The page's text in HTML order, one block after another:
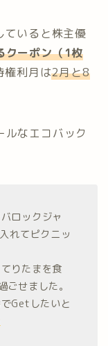
いると株主優
クーポン（1枚
権利月は2月と8
ルなエコバック
ロックジャ
れてピクニッ
りたまを食
せました。
Getしたいと